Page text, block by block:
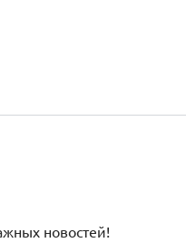
новостей!